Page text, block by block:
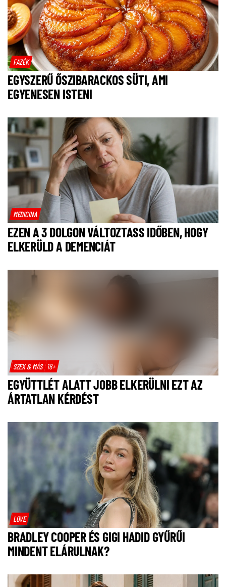
FAZÉK
EGYSZERŰ ŐSZIBARACKOS SÜTI, AMI
EGYENESEN ISTENI
MEDICINA
EZEN A 3 DOLGON VÁLTOZTASS IDŐBEN, HOGY
ELKERÜLD A DEMENCIÁT
SZEX & MÁS 18+
EGYÜTTLÉT ALATT JOBB ELKERÜLNI EZT AZ
ÁRTATLAN KÉRDÉST
LOVE
BRADLEY COOPER ÉS GIGI HADID GYŰRŰI
MINDENT ELÁRULNAK?